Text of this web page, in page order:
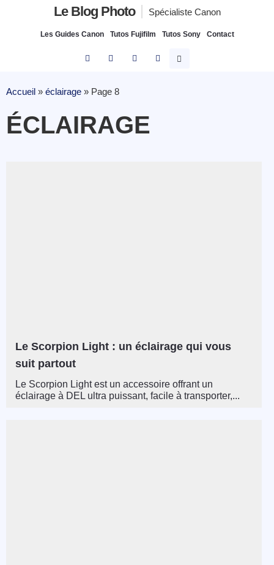
Le Blog Photo Spécialiste Canon
Les Guides Canon Tutos Fujifilm Tutos Sony Contact
Accueil » éclairage » Page 8
ÉCLAIRAGE
Le Scorpion Light : un éclairage qui vous
suit partout
Le Scorpion Light est un accessoire offrant un
éclairage à DEL ultra puissant, facile à transporter,...